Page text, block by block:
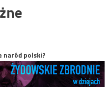
naród polski?